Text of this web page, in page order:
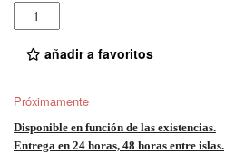
Cantidad
añadir a favoritos
Próximamente
Disponible en función de las existencias.
Entrega en 24 horas, 48 horas entre islas.